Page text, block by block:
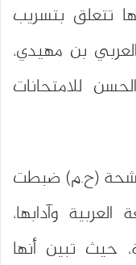
تتعلق بتسريب
العربي بن مهيدي،
للامتحانات
(ح.م) ضبطت
العربية وآدابها،
حيث تبين أنها